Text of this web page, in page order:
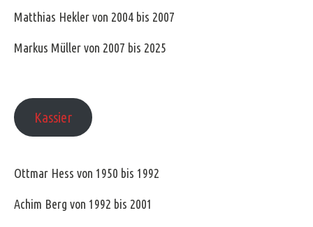
Matthias Hekler von 2004 bis 2007
Markus Müller von 2007 bis 2025
Kassier
Ottmar Hess von 1950 bis 1992
Achim Berg von 1992 bis 2001